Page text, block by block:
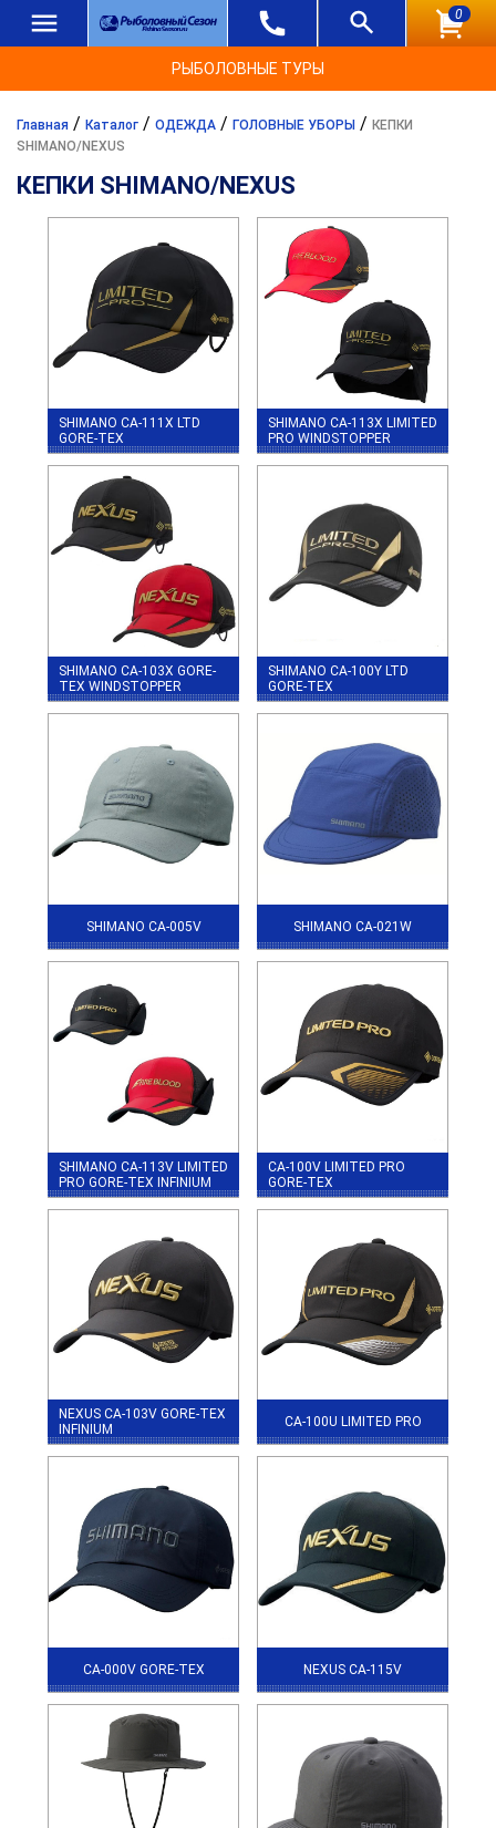
0
РЫБОЛОВНЫЕ ТУРЫ
Главная / Каталог / ОДЕЖДА / ГОЛОВНЫЕ УБОРЫ / КЕПКИ
SHIMANO/NEXUS
КЕПКИ SHIMANO/NEXUS
SHIMANO CA-111X LTD
GORE-TEX
SHIMANO CA-113X LIMITED
PRO WINDSTOPPER
SHIMANO CA-103X GORE-
TEX WINDSTOPPER
SHIMANO CA-100Y LTD
GORE-TEX
SHIMANO CA-005V SHIMANO CA-021W
SHIMANO CA-113V LIMITED
PRO GORE-TEX INFINIUM
CA-100V LIMITED PRO
GORE-TEX
NEXUS CA-103V GORE-TEX
INFINIUM
CA-100U LIMITED PRO
CA-000V GORE-TEX NEXUS CA-115V